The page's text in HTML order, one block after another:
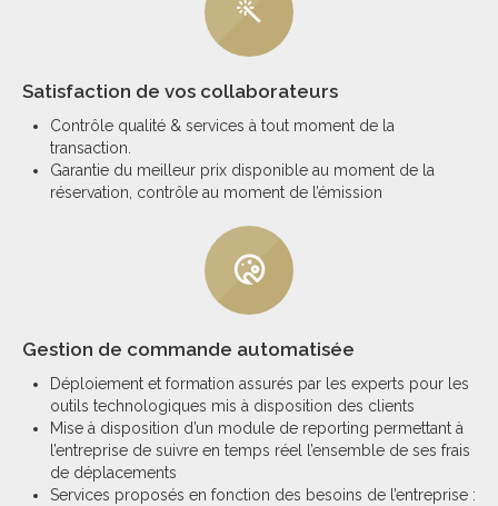
Satisfaction de vos collaborateurs
Contrôle qualité & services à tout moment de la
transaction.
Garantie du meilleur prix disponible au moment de la
réservation, contrôle au moment de l’émission
Gestion de commande automatisée
Déploiement et formation assurés par les experts pour les
outils technologiques mis à disposition des clients
Mise à disposition d’un module de reporting permettant à
l’entreprise de suivre en temps réel l’ensemble de ses frais
de déplacements
Services proposés en fonction des besoins de l’entreprise :